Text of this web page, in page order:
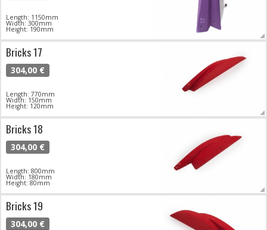
Length: 1150mm
Width: 300mm
Height: 190mm
Bricks 17
304,00 €
Length: 770mm
Width: 150mm
Height: 120mm
Bricks 18
304,00 €
Length: 800mm
Width: 180mm
Height: 80mm
Bricks 19
304,00 €